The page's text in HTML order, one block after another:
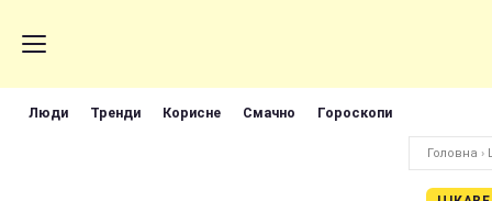
Люди Тренди Корисне Смачно Гороскопи
Головна ›